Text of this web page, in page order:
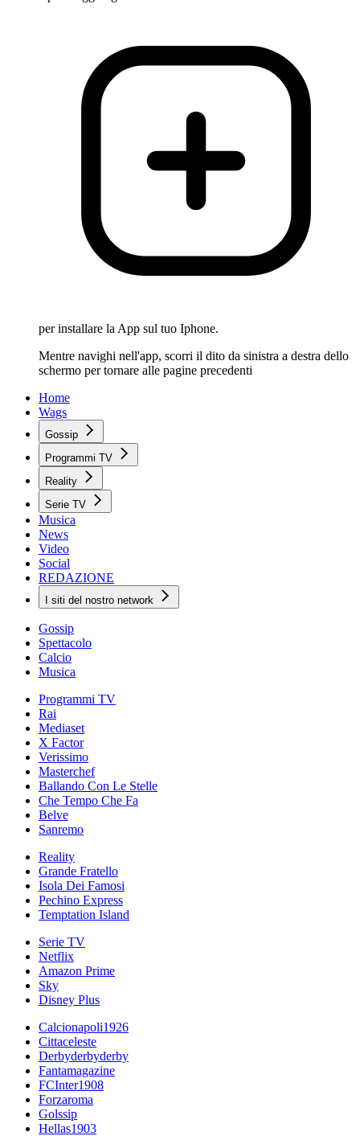
per installare la App sul tuo Iphone.
Mentre navighi nell'app, scorri il dito da sinistra a destra dello
schermo per tornare alle pagine precedenti
Home
Wags
Gossip
Programmi TV
Reality
Serie TV
Musica
News
Video
Social
REDAZIONE
I siti del nostro network
Gossip
Spettacolo
Calcio
Musica
Programmi TV
Rai
Mediaset
X Factor
Verissimo
Masterchef
Ballando Con Le Stelle
Che Tempo Che Fa
Belve
Sanremo
Reality
Grande Fratello
Isola Dei Famosi
Pechino Express
Temptation Island
Serie TV
Netflix
Amazon Prime
Sky
Disney Plus
Calcionapoli1926
Cittaceleste
Derbyderbyderby
Fantamagazine
FCInter1908
Forzaroma
Golssip
Hellas1903